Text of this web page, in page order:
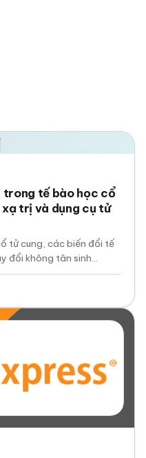
trong tế bào học cổ
trị và dụng cụ tử
tử cung, các biến đổi tế
đổi không tân sinh…